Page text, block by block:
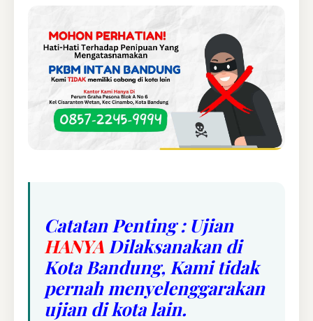
Catatan Penting : Ujian
HANYA Dilaksanakan di
Kota Bandung, Kami tidak
pernah menyelenggarakan
ujian di kota lain.